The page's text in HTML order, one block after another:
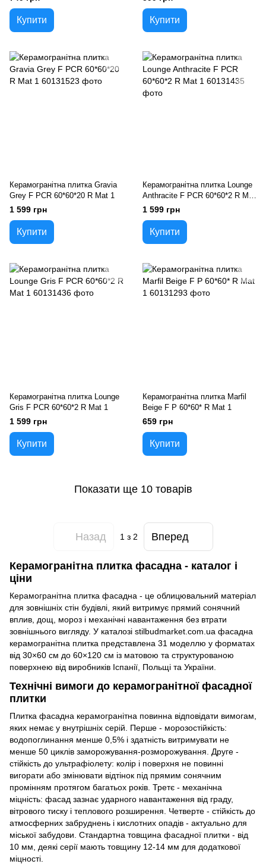
Купити Купити
Керамогранітна плитка Gravia
Grey F PCR 60*60*20 R Mat 1
1 599 грн
Купити
Керамогранітна плитка Lounge
Anthracite F PCR 60*60*2 R Mat
1
1 599 грн
Купити
Керамогранітна плитка Lounge
Gris F PCR 60*60*2 R Mat 1
1 599 грн
Купити
Керамогранітна плитка Marfil
Beige F P 60*60* R Mat 1
659 грн
Купити
Показати ще 10 товарів
Назад 1 з 2 Вперед
Керамогранітна плитка фасадна - каталог і
ціни
Керамогранітна плитка фасадна - це облицювальний матеріал
для зовнішніх стін будівлі, який витримує прямий сонячний
вплив, дощ, мороз і механічні навантаження без втрати
зовнішнього вигляду. У каталозі stilbudmarket.com.ua фасадна
керамогранітна плитка представлена 31 моделлю у форматах
від 30×60 см до 60×120 см із матовою та структурованою
поверхнею від виробників Іспанії, Польщі та України.
Технічні вимоги до керамогранітної фасадної
плитки
Плитка фасадна керамогранітна повинна відповідати вимогам,
яких немає у внутрішніх серій. Перше - морозостійкість:
водопоглинання менше 0,5% і здатність витримувати не
менше 50 циклів заморожування-розморожування. Друге -
стійкість до ультрафіолету: колір і поверхня не повинні
вигорати або змінювати відтінок під прямим сонячним
промінням протягом багатьох років. Третє - механічна
міцність: фасад зазнає ударного навантаження від граду,
вітрового тиску і теплового розширення. Четверте - стійкість до
атмосферних забруднень і кислотних опадів - актуально для
міської забудови. Стандартна товщина фасадної плитки - від
10 мм, деякі серії мають товщину 12-14 мм для додаткової
міцності.